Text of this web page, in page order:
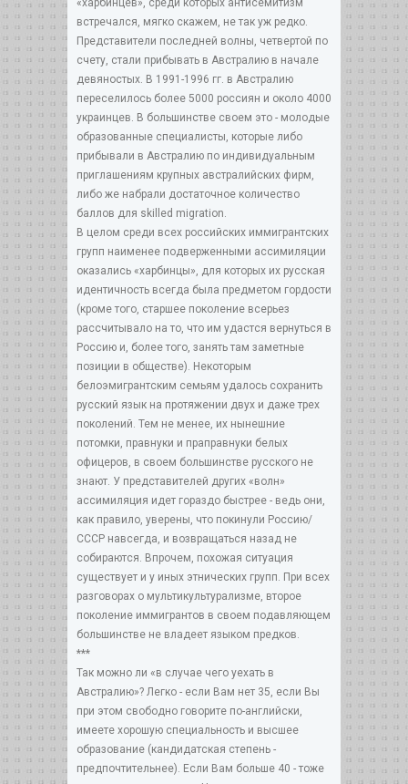
«харбинцев», среди которых антисемитизм
встречался, мягко скажем, не так уж редко.
Представители последней волны, четвертой по
счету, стали прибывать в Австралию в начале
девяностых. В 1991-1996 гг. в Австралию
переселилось более 5000 россиян и около 4000
украинцев. В большинстве своем это - молодые
образованные специалисты, которые либо
прибывали в Австралию по индивидуальным
приглашениям крупных австралийских фирм,
либо же набрали достаточное количество
баллов для skilled migration.
В целом среди всех российских иммигрантских
групп наименее подверженными ассимиляции
оказались «харбинцы», для которых их русская
идентичность всегда была предметом гордости
(кроме того, старшее поколение всерьез
рассчитывало на то, что им удастся вернуться в
Россию и, более того, занять там заметные
позиции в обществе). Некоторым
белоэмигрантским семьям удалось сохранить
русский язык на протяжении двух и даже трех
поколений. Тем не менее, их нынешние
потомки, правнуки и праправнуки белых
офицеров, в своем большинстве русского не
знают. У представителей других «волн»
ассимиляция идет гораздо быстрее - ведь они,
как правило, уверены, что покинули Россию/
СССР навсегда, и возвращаться назад не
собираются. Впрочем, похожая ситуация
существует и у иных этнических групп. При всех
разговорах о мультикультурализме, второе
поколение иммигрантов в своем подавляющем
большинстве не владеет языком предков.
***
Так можно ли «в случае чего уехать в
Австралию»? Легко - если Вам нет 35, если Вы
при этом свободно говорите по-английски,
имеете хорошую специальность и высшее
образование (кандидатская степень -
предпочтительнее). Если Вам больше 40 - тоже